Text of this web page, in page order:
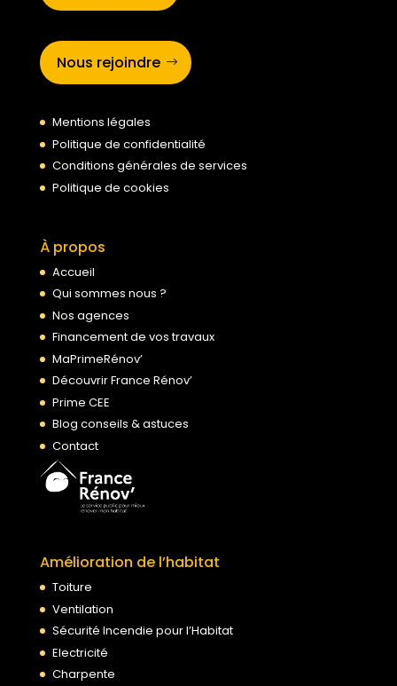
Nous rejoindre
Mentions légales
Politique de confidentialité
Conditions générales de services
Politique de cookies
À propos
Accueil
Qui sommes nous ?
Nos agences
Financement de vos travaux
MaPrimeRénov’
Découvrir France Rénov’
Prime CEE
Blog conseils & astuces
Contact
Amélioration de l’habitat
Toiture
Ventilation
Sécurité Incendie pour l’Habitat
Electricité
Charpente